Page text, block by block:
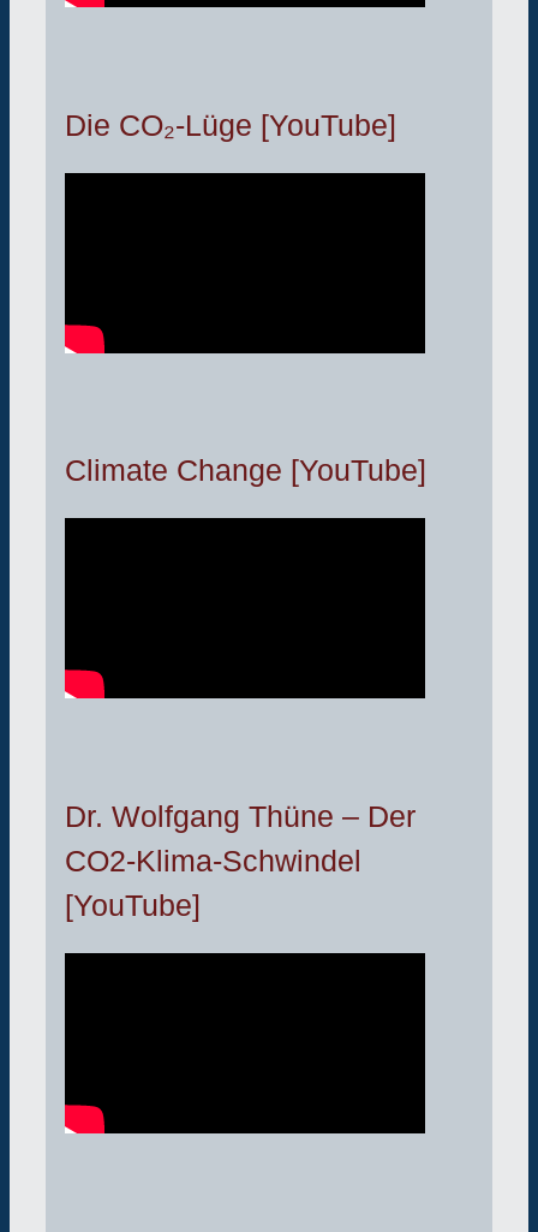
Die CO₂-Lüge [YouTube]
Climate Change [YouTube]
Dr. Wolfgang Thüne – Der
CO2-Klima-Schwindel
[YouTube]